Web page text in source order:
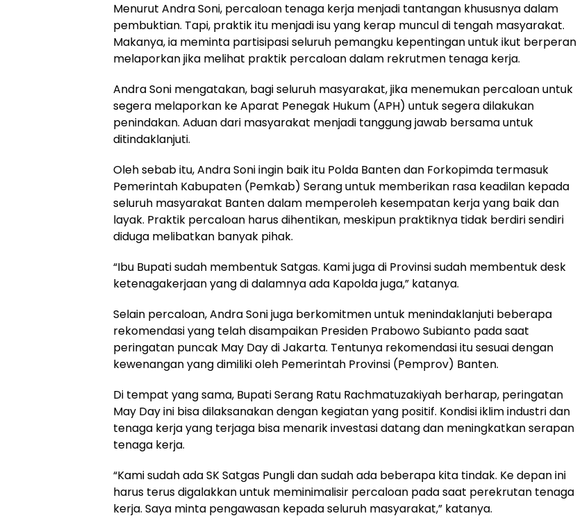
Menurut Andra Soni, percaloan tenaga kerja menjadi tantangan khususnya dalam
pembuktian. Tapi, praktik itu menjadi isu yang kerap muncul di tengah masyarakat.
Makanya, ia meminta partisipasi seluruh pemangku kepentingan untuk ikut berperan
melaporkan jika melihat praktik percaloan dalam rekrutmen tenaga kerja.
Andra Soni mengatakan, bagi seluruh masyarakat, jika menemukan percaloan untuk
segera melaporkan ke Aparat Penegak Hukum (APH) untuk segera dilakukan
penindakan. Aduan dari masyarakat menjadi tanggung jawab bersama untuk
ditindaklanjuti.
Oleh sebab itu, Andra Soni ingin baik itu Polda Banten dan Forkopimda termasuk
Pemerintah Kabupaten (Pemkab) Serang untuk memberikan rasa keadilan kepada
seluruh masyarakat Banten dalam memperoleh kesempatan kerja yang baik dan
layak. Praktik percaloan harus dihentikan, meskipun praktiknya tidak berdiri sendiri
diduga melibatkan banyak pihak.
“Ibu Bupati sudah membentuk Satgas. Kami juga di Provinsi sudah membentuk desk
ketenagakerjaan yang di dalamnya ada Kapolda juga,” katanya.
Selain percaloan, Andra Soni juga berkomitmen untuk menindaklanjuti beberapa
rekomendasi yang telah disampaikan Presiden Prabowo Subianto pada saat
peringatan puncak May Day di Jakarta. Tentunya rekomendasi itu sesuai dengan
kewenangan yang dimiliki oleh Pemerintah Provinsi (Pemprov) Banten.
Di tempat yang sama, Bupati Serang Ratu Rachmatuzakiyah berharap, peringatan
May Day ini bisa dilaksanakan dengan kegiatan yang positif. Kondisi iklim industri dan
tenaga kerja yang terjaga bisa menarik investasi datang dan meningkatkan serapan
tenaga kerja.
“Kami sudah ada SK Satgas Pungli dan sudah ada beberapa kita tindak. Ke depan ini
harus terus digalakkan untuk meminimalisir percaloan pada saat perekrutan tenaga
kerja. Saya minta pengawasan kepada seluruh masyarakat,” katanya.